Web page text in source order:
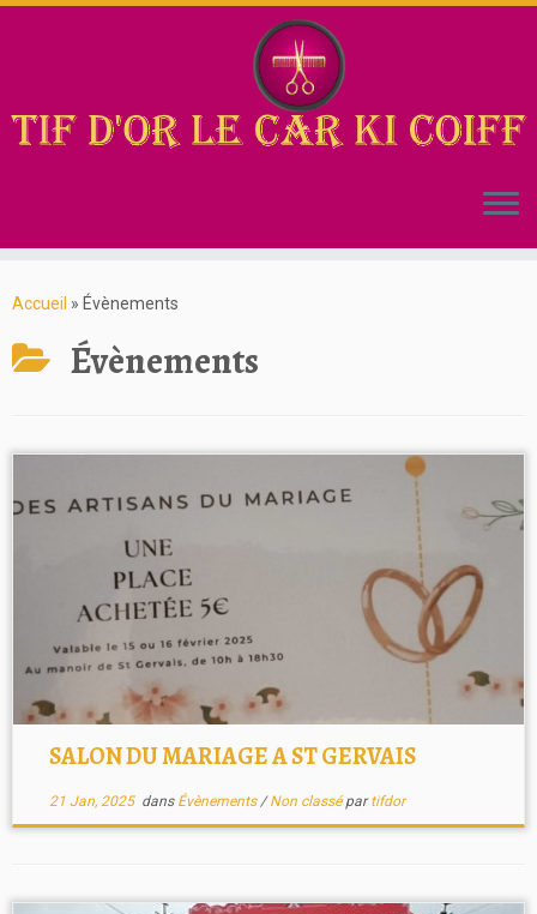
Accueil » Évènements
Évènements
SALON DU MARIAGE A ST GERVAIS
21 Jan, 2025dans Évènements/Non classé partifdor